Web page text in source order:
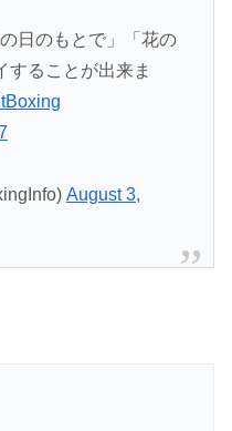
日のもとで」「花の
することが出来ま
August 3,